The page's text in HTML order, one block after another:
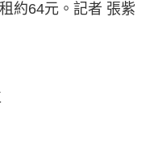
約64元。記者 張紫